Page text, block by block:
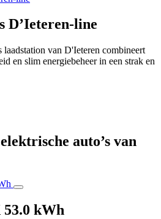
D’Ieteren-line
van D'Ieteren combineert
en slim energiebeheer in een strak en
auto’s van
kWh